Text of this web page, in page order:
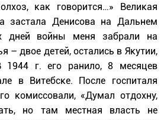
как говорится…» Великая
застала Денисова на Дальнем
дней войны меня забрали на
– двое детей, остались в Якутии,
1944 г. его ранило, 8 месяцев
в Витебске. После госпиталя
комиссовали, «Думал отдохну,
но там местная власть не